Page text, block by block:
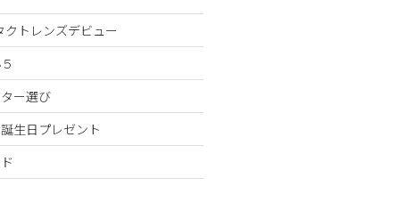
トレンズデビュー
ー選び
生日プレゼント